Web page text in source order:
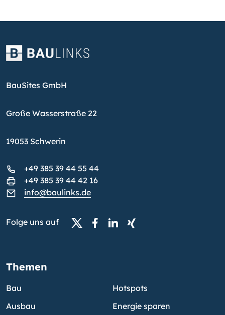
BauSites GmbH
Große Wasserstraße 22
19053 Schwerin
+49 385 39 44 55 44
+49 385 39 44 42 16
info@baulinks.de
Folge uns auf
Themen
Bau
Ausbau
Hotspots
Energie sparen